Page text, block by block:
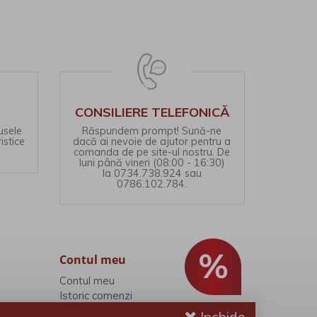
CONSILIERE TELEFONICĂ
Răspundem prompt! Sună-ne
dacă ai nevoie de ajutor pentru a
comanda de pe site-ul nostru. De
luni până vineri (08:00 - 16:30)
la 0734.738.924 sau
0786.102.784.
Contul meu
Contul meu
Istoric comenzi